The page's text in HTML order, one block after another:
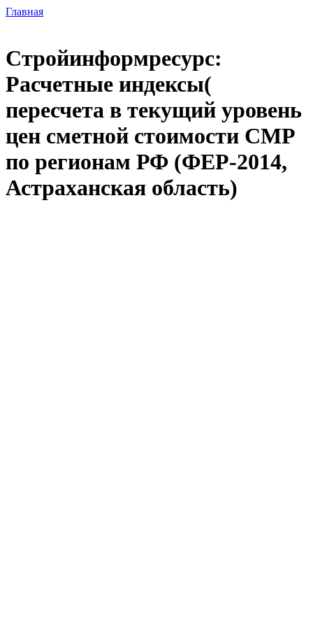
Главная
Стройинформресурс:
Расчетные индексы(
пересчета в текущий уровень
цен сметной стоимости СМР
по регионам РФ (ФЕР-2014,
Астраханская область)